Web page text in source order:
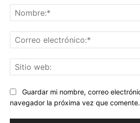
Guardar mi nombre, correo
navegador la próxima vez que comente.